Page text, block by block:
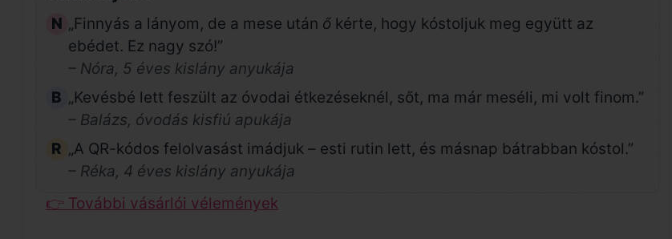
N „Finnyás a lányom, de a mese után őkérte, hogy kóstoljuk meg együtt az
ebédet. Ez nagy szó!”
– Nóra, 5 éves kislány anyukája
B „Kevésbé lett feszült az óvodai étkezéseknél, sőt, ma már meséli, mi volt finom.”
– Balázs, óvodás kisfiú apukája
R „A QR-kódos felolvasást imádjuk – esti rutin lett, és másnap bátrabban kóstol.”
– Réka, 4 éves kislány anyukája
👉 További vásárlói vélemények